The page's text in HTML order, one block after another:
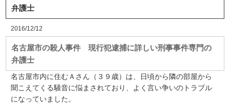
弁護士
2016/12/12
名古屋市の殺人事件 現行犯逮捕に詳しい刑事事件専門の
弁護士
名古屋市内に住むＡさん（３９歳）は、日頃から隣の部屋から
聞こえてくる騒音に悩まされており、よく言い争いのトラブル
になっていました。